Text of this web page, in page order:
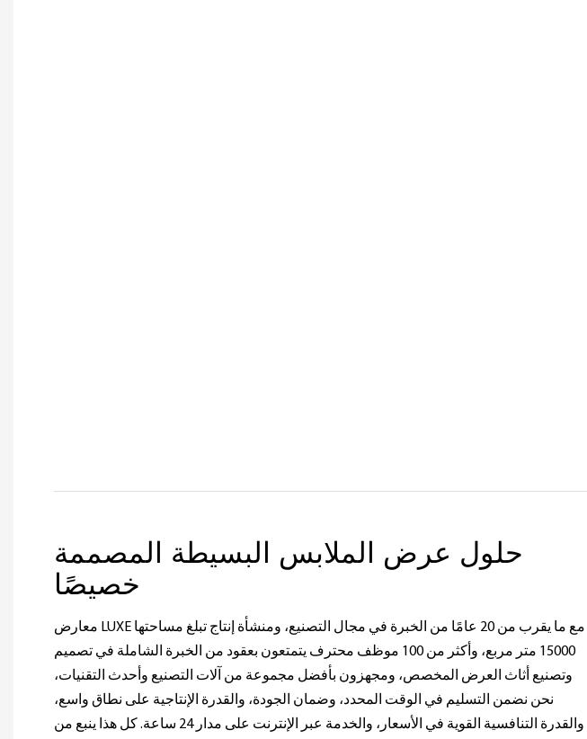
حلول عرض الملابس البسيطة المصممة
خصيصًا
معارض LUXE مع ما يقرب من 20 عامًا من الخبرة في مجال التصنيع، ومنشأة إنتاج تبلغ مساحتها
15000 متر مربع، وأكثر من 100 موظف محترف يتمتعون بعقود من الخبرة الشاملة في تصميم
وتصنيع أثاث العرض المخصص، ومجهزون بأفضل مجموعة من آلات التصنيع وأحدث التقنيات،
نحن نضمن التسليم في الوقت المحدد، وضمان الجودة، والقدرة الإنتاجية على نطاق واسع،
والقدرة التنافسية القوية في الأسعار، والخدمة عبر الإنترنت على مدار 24 ساعة. كل هذا ينبع من